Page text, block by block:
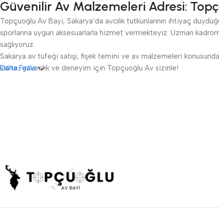
Güvenilir Av Malzemeleri Adresi:
Topçuoğlu Av Bayi, Sakarya’da avcılık tutkunlarının ihtiyaç
sporlarına uygun aksesuarlarla hizmet vermekteyiz. Uzman
sağlıyoruz.
Sakarya av tüfeği satışı, fişek temini ve av malzemeleri
kalite, güvenlik ve deneyim için Topçuoğlu Av sizinle!
Daha Fazla